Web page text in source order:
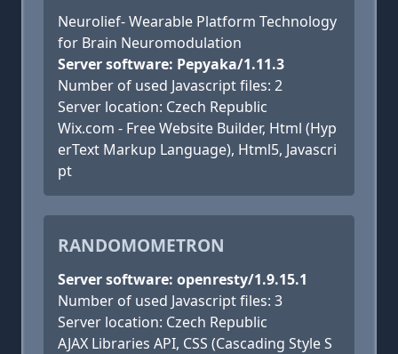
Neurolief- Wearable Platform Technology
for Brain Neuromodulation
Server software: Pepyaka/1.11.3
Number of used Javascript files: 2
Server location: Czech Republic
Wix.com - Free Website Builder, Html (Hyp
erText Markup Language), Html5, Javascri
pt
RANDOMOMETRON
Server software: openresty/1.9.15.1
Number of used Javascript files: 3
Server location: Czech Republic
AJAX Libraries API, CSS (Cascading Style S